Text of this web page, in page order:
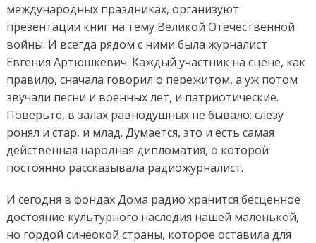
международных праздниках, организуют
презентации книг на тему Великой Отечественной
войны. И всегда рядом с ними была журналист
Евгения Артюшкевич. Каждый участник на сцене, как
правило, сначала говорил о пережитом, а уж потом
звучали песни и военных лет, и патриотические.
Поверьте, в залах равнодушных не бывало: слезу
ронял и стар, и млад. Думается, это и есть самая
действенная народная дипломатия, о которой
постоянно рассказывала радиожурналист.
И сегодня в фондах Дома радио хранится бесценное
достояние культурного наследия нашей маленькой,
но гордой синеокой страны, которое оставила для